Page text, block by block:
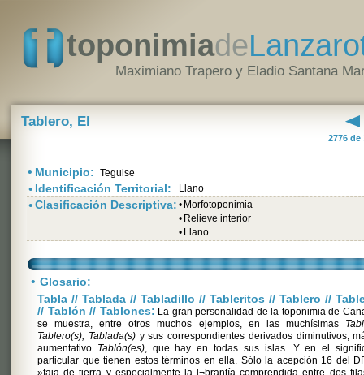
toponimiade
Maximiano Trapero y Eladio Santana
Tablero, El
2776 de
• Municipio: Teguise
• Identificación Territorial: Llano
•Clasificación Descriptiva: • Morfotoponimia
• Relieve interior
• Llano
• Glosario:
Tabla // Tablada // Tabladillo // Tableritos // Tablero //
// Tablón // Tablones: La gran personalidad de la toponimia de
se muestra, entre otros muchos ejemplos, en las muchísimas
Tablero(s), Tablada(s)y sus correspondientes derivados diminutivos,
aumentativo Tablón(es), que hay en todas sus islas. Y en el
particular que tienen estos términos en ella. Sólo la acepción 16 del
»faja de tierra y especialmente la l¬brantía comprendida entre dos